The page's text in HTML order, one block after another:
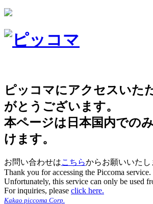
ピッコマにアクセスいた
がとうございます。
本ページは日本国内での
けます。
お問い合わせはこちらからお願いいたし
Thank you for accessing the Piccoma service.
Unfortunately, this service can only be used
For inquiries, please click here.
Kakao piccoma Corp.